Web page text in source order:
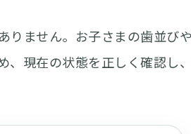
りません。お子さまの歯並び
、現在の状態を正しく確認し